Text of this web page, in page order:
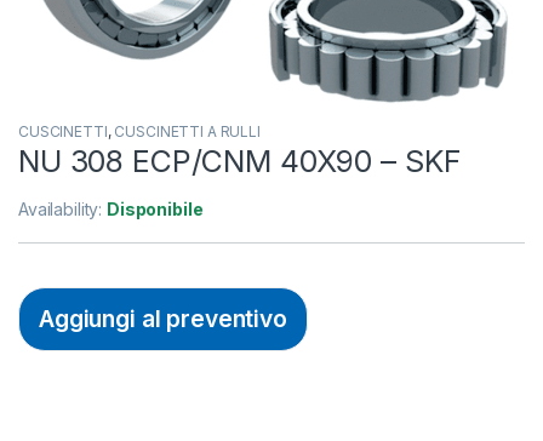
CUSCINETTI, CUSCINETTI A RULLI
NU 308 ECP/CNM 40X90 – SKF
Availability: Disponibile
Aggiungi al preventivo